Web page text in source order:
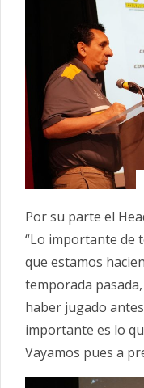
Por su parte el
“Lo importante de
que estamos
temporada
haber jugado
importante es lo
Vayamos pues a